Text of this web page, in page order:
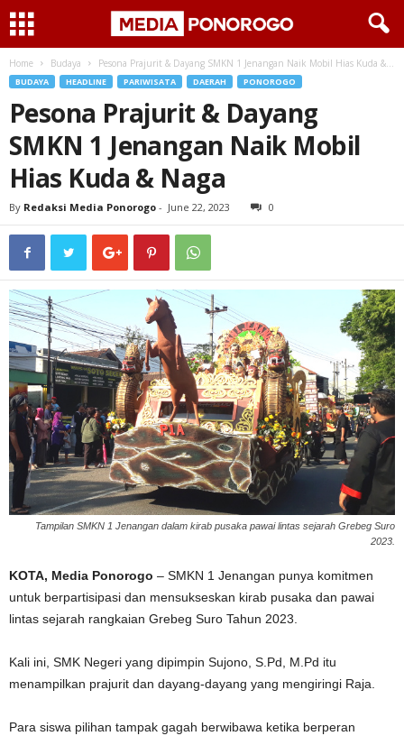
Home Budaya Pesona Prajurit & Dayang SMKN 1 Jenangan Naik Mobil Hias Kuda &...
BUDAYA HEADLINE PARIWISATA DAERAH PONOROGO
Pesona Prajurit & Dayang
SMKN 1 Jenangan Naik Mobil
Hias Kuda & Naga
By Redaksi Media Ponorogo - June 22, 2023 0
Tampilan SMKN 1 Jenangan dalam kirab pusaka pawai lintas sejarah Grebeg Suro
2023.
KOTA, Media Ponorogo – SMKN 1 Jenangan punya komitmen
untuk berpartisipasi dan mensukseskan kirab pusaka dan pawai
lintas sejarah rangkaian Grebeg Suro Tahun 2023.
Kali ini, SMK Negeri yang dipimpin Sujono, S.Pd, M.Pd itu
menampilkan prajurit dan dayang-dayang yang mengiringi Raja.
Para siswa pilihan tampak gagah berwibawa ketika berperan